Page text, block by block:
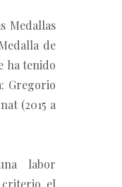
Medallas
de
ha tenido
Gregorio
(2015 a
labor